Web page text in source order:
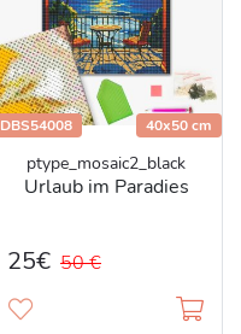
DBS54008 40x50 cm
ptype_mosaic2_black
Urlaub im Paradies
25€ 50 €